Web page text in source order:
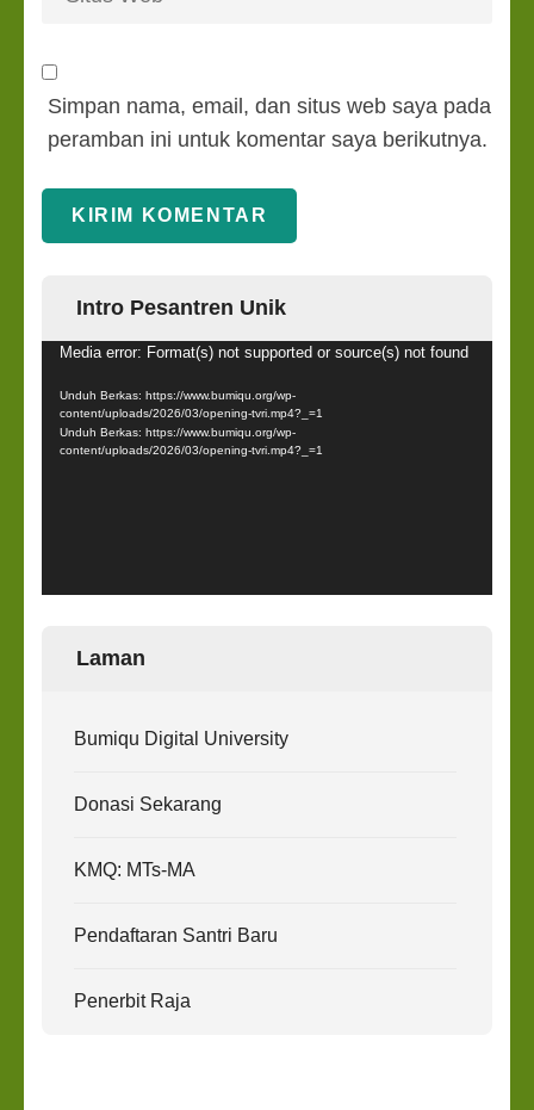
Simpan nama, email, dan situs web saya pada
peramban ini untuk komentar saya berikutnya.
Intro Pesantren Unik
Pemutar
Media error: Format(s) not supported or source(s) not found
Unduh Berkas: https://www.bumiqu.org/wp-
content/uploads/2026/03/opening-tvri.mp4?_=1
Unduh Berkas: https://www.bumiqu.org/wp-
content/uploads/2026/03/opening-tvri.mp4?_=1
Laman
Bumiqu Digital University
Donasi Sekarang
KMQ: MTs-MA
Pendaftaran Santri Baru
Penerbit Raja